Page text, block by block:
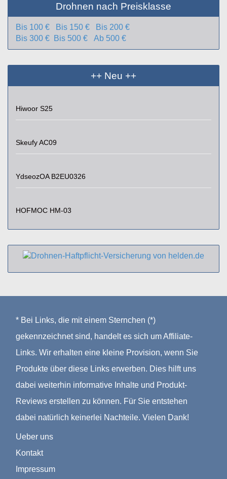
Drohnen nach Preisklasse
Bis 100 € Bis 150 €
Bis 200 €
Bis 300 € Bis 500 € Ab 500 €
++ Neu ++
Hiwoor S25
Skeufy AC09
YdseozOA B2EU0326
HOFMOC HM-03
* Bei Links, die mit einem Sternchen (*)
gekennzeichnet sind, handelt es sich um Affiliate-
Links. Wir erhalten eine kleine Provision, wenn Sie
Produkte über diese Links erwerben. Dies hilft uns
dabei weiterhin informative Inhalte und Produkt-
Reviews erstellen zu können. Für Sie entstehen
dabei natürlich keinerlei Nachteile. Vielen Dank!
Ueber uns
Kontakt
Impressum